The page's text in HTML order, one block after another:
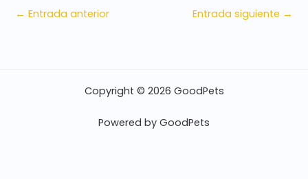
← Entrada anterior Entrada siguiente →
Copyright © 2026 GoodPets
Powered by GoodPets